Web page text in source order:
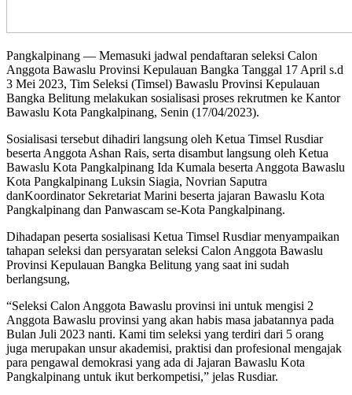
Pangkalpinang — Memasuki jadwal pendaftaran seleksi Calon
Anggota Bawaslu Provinsi Kepulauan Bangka Tanggal 17 April s.d
3 Mei 2023, Tim Seleksi (Timsel) Bawaslu Provinsi Kepulauan
Bangka Belitung melakukan sosialisasi proses rekrutmen ke Kantor
Bawaslu Kota Pangkalpinang, Senin (17/04/2023).
Sosialisasi tersebut dihadiri langsung oleh Ketua Timsel Rusdiar
beserta Anggota Ashan Rais, serta disambut langsung oleh Ketua
Bawaslu Kota Pangkalpinang Ida Kumala beserta Anggota Bawaslu
Kota Pangkalpinang Luksin Siagia, Novrian Saputra
danKoordinator Sekretariat Marini beserta jajaran Bawaslu Kota
Pangkalpinang dan Panwascam se-Kota Pangkalpinang.
Dihadapan peserta sosialisasi Ketua Timsel Rusdiar menyampaikan
tahapan seleksi dan persyaratan seleksi Calon Anggota Bawaslu
Provinsi Kepulauan Bangka Belitung yang saat ini sudah
berlangsung,
“Seleksi Calon Anggota Bawaslu provinsi ini untuk mengisi 2
Anggota Bawaslu provinsi yang akan habis masa jabatannya pada
Bulan Juli 2023 nanti. Kami tim seleksi yang terdiri dari 5 orang
juga merupakan unsur akademisi, praktisi dan profesional mengajak
para pengawal demokrasi yang ada di Jajaran Bawaslu Kota
Pangkalpinang untuk ikut berkompetisi,” jelas Rusdiar.